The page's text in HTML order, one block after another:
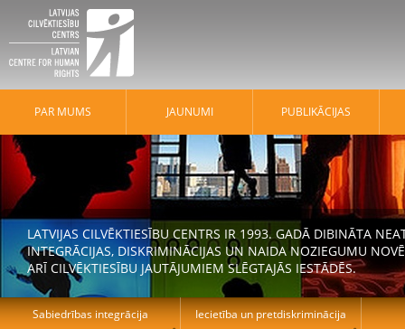
PAR MUMS JAUNUMI PUBLIKĀCIJAS
LATVIJAS CILVĒKTIESĪBU CENTRS IR 1993. GADĀ DIBINĀTA
INTEGRĀCIJAS, DISKRIMINĀCIJAS UN NAIDA NOZIEGUMU
ARĪ CILVĒKTIESĪBU JAUTĀJUMIEM SLĒGTAJĀS IESTĀDĒS.
Sabiedrības integrācija Iecietība un pretdiskriminācija